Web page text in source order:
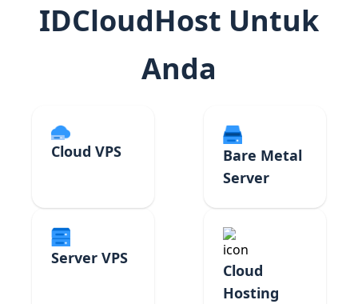
IDCloudHost Untuk
Anda
Cloud VPS
Bare Metal
Server
Server VPS
Cloud
Hosting